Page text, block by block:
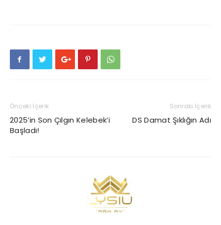
Önceki İçerik
2025’in Son Çılgın Kelebek’i
Başladı!
Sonraki İçerik
DS Damat Şıklığın Adı